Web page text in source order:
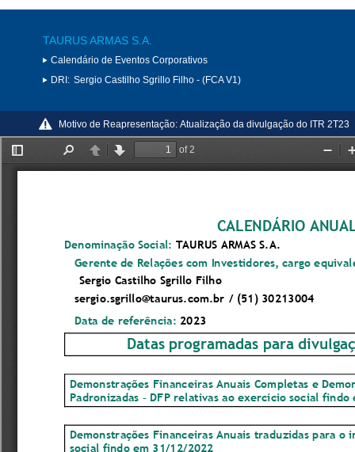
TAURUS ARMAS S.A.
Calendário de Eventos Corporativos
DRI: Sergio Castilho Sgrillo Filho - (FCA V1)
Motivo de Reapresentação: Atualização da divulgação do ITR 2T23